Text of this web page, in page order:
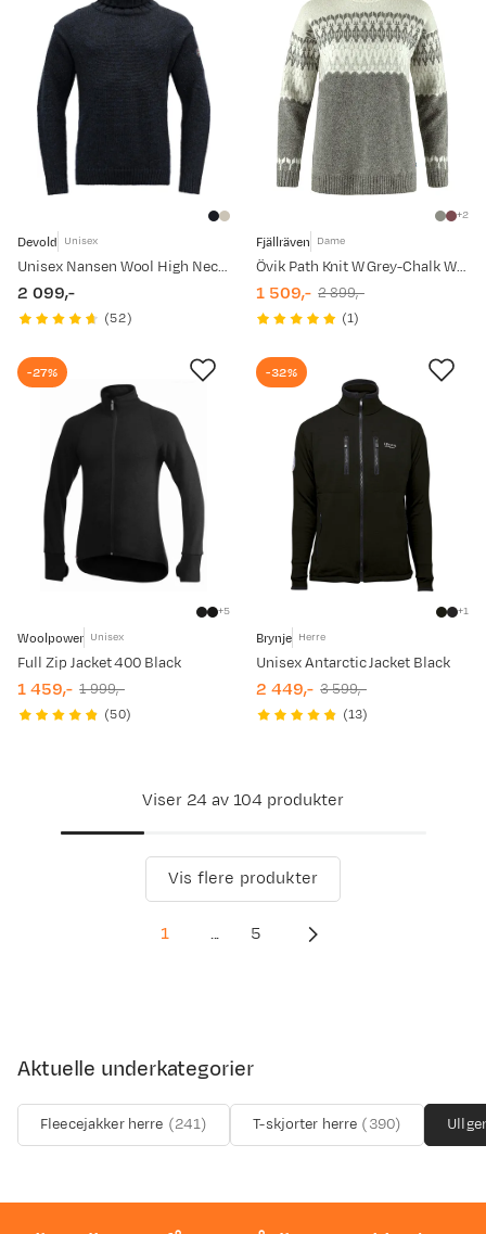
Devold Unisex
Unisex Nansen Wool High Neck Navy
price
2 099,-
(52)
2
Fjällräven Dame
Övik Path Knit W Grey-Chalk White
discounted
price
1 509,-
original
price
2 899,-
(1)
5
Woolpower Unisex
Full Zip Jacket 400 Black
-27%
discounted
price
1 459,-
original
price
1 999,-
(50)
1
Brynje Herre
Unisex Antarctic Jacket Black
-32%
discounted
price
2 449,-
original
price
3 599,-
(13)
Viser 24 av 104 produkter
Vis flere produkter
1 ... 5
Aktuelle underkategorier
Fleecejakker herre (241) T-skjorter herre (390)